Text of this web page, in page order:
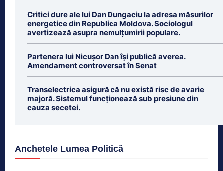
Critici dure ale lui Dan Dungaciu la adresa măsurilor
energetice din Republica Moldova. Sociologul
avertizează asupra nemulțumirii populare.
Partenera lui Nicușor Dan își publică averea.
Amendament controversat în Senat
Transelectrica asigură că nu există risc de avarie
majoră. Sistemul funcționează sub presiune din
cauza secetei.
Anchetele Lumea Politică